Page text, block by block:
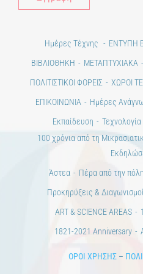
Ημέρες Τέχνης ΕΝΤΥΠΗ
ΒΙΒΛΙΟΘΗΚΗ
ΜΕΤΑΠΤΥΧΙΑΚΑ
ΠΟΛΙΤΙΣΤΙΚΟΙ ΦΟΡΕΙΣ
ΧΩΡΟΙ
ΕΠΙΚΟΙΝΩΝΙΑ
Ημέρες
Εκπαίδευση
100 χρόνια από τη
Άστεα
Πέρα από την πόλη
Προκηρύξεις & Διαγωνισμοί
ART & SCIENCE AREAS
1821-2021 Anniversary
ΟΡΟΙ ΧΡΗΣΗΣ–